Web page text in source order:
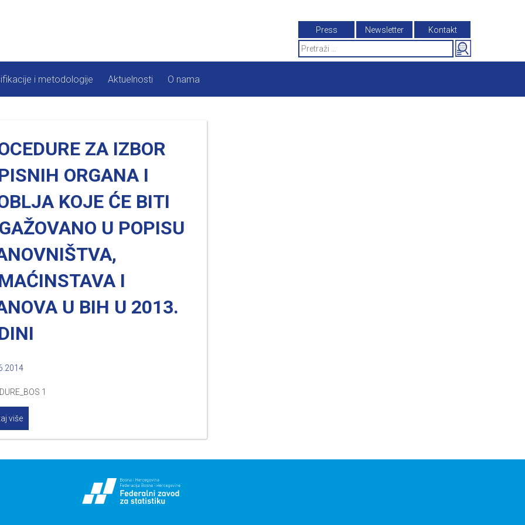
Press Newsletter
Kontakt
Search
for:
i metodologije Aktuelnosti O nama
ZA IZBOR
ORGANA I
KOJE ĆE BITI
U POPISU
I
U BIH U 2013.
1
više